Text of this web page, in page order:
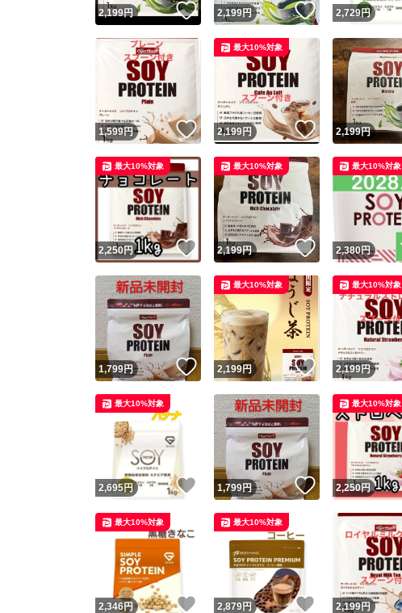
2,199円 いいね！
2,199円 いいね！
2,729円
1,599円 いいね！
2,199円 いいね！
最大10%対象
2,199円
2,250円 いいね！
最大10%対象
2,199円 いいね！
最大10%対象
2,380円
最大10%対象
1,799円 いいね！
2,199円 いいね！
最大10%対象
2,199円
最大10%対象
2,695円 いいね！
最大10%対象
1,799円 いいね！
2,250円
最大10%対象
2,346円 いいね！
最大10%対象
2,879円 いいね！
最大10%対象
2,199円